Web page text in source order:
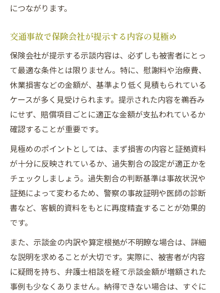
につながります。
交通事故で保険会社が提示する内容の見極め
保険会社が提示する示談内容は、必ずしも被害者にとっ
て最適な条件とは限りません。特に、慰謝料や治療費、
休業損害などの金額が、基準より低く見積もられている
ケースが多く見受けられます。提示された内容を鵜呑み
にせず、賠償項目ごとに適正な金額が支払われているか
確認することが重要です。
見極めのポイントとしては、まず損害の内容と証拠資料
が十分に反映されているか、過失割合の設定が適正かを
チェックしましょう。過失割合の判断基準は事故状況や
証拠によって変わるため、警察の事故証明や医師の診断
書など、客観的資料をもとに再度精査することが効果的
です。
また、示談金の内訳や算定根拠が不明瞭な場合は、詳細
な説明を求めることが大切です。実際に、被害者が内容
に疑問を持ち、弁護士相談を経て示談金額が増額された
事例も少なくありません。納得できない場合は、すぐに